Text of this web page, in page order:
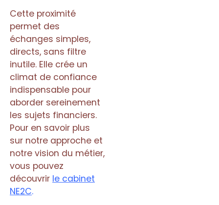
Cette proximité
permet des
échanges simples,
directs, sans filtre
inutile. Elle crée un
climat de confiance
indispensable pour
aborder sereinement
les sujets financiers.
Pour en savoir plus
sur notre approche et
notre vision du métier,
vous pouvez
découvrir le cabinet
NE2C.